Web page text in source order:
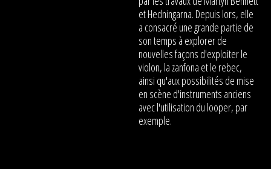
et Hedningarna. Depuis lors, elle
a consacré une grande partie de
son temps à explorer de
nouvelles façons d'exploiter le
violon, la zanfona et le rebec,
ainsi qu'aux possibilités de mise
en scène d'instruments anciens
avec l'utilisation du looper, par
exemple.